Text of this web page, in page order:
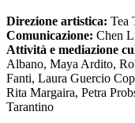
Direzione artistica: Tea
Comunicazione: Chen
Attività e mediazione
Albano, Maya Ardito,
Fanti, Laura Guercio
Rita Margaira, Petra
Tarantino